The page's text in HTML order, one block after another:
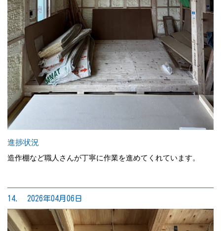
進捗状況
造作棚など職人さんが丁寧に作業を進めてくれています。
14. 2026年04月06日